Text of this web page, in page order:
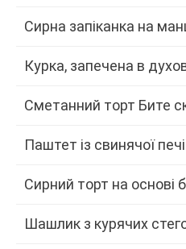
Сирна запіканка на
Курка, запечена в
Сметанний торт Бите
Паштет із свинячої
Сирний торт на основі
Шашлик з курячих